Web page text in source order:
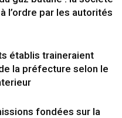
l’ordre par les autorités
établis traineraient
la préfecture selon le
fondées sur la